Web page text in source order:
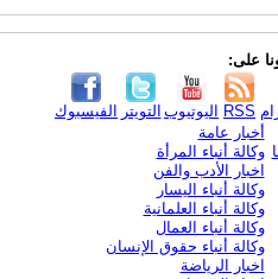
على:
الفيسبوك التويتر اليوتيوب RSS
أخبار عامة
وكالة أنباء المرأة
اخبار الأدب والفن
وكالة أنباء اليسار
وكالة أنباء العلمانية
وكالة أنباء العمال
وكالة أنباء حقوق الإنسان
اخبار الرياضة